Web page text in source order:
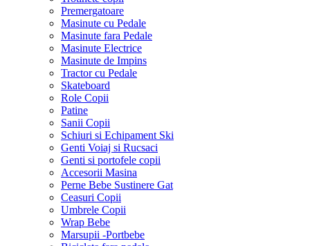
Premergatoare
Masinute cu Pedale
Masinute fara Pedale
Masinute Electrice
Masinute de Impins
Tractor cu Pedale
Skateboard
Role Copii
Patine
Sanii Copii
Schiuri si Echipament Ski
Genti Voiaj si Rucsaci
Genti si portofele copii
Accesorii Masina
Perne Bebe Sustinere Gat
Ceasuri Copii
Umbrele Copii
Wrap Bebe
Marsupii -Portbebe